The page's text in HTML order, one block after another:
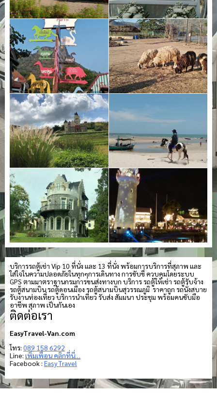
บริการรถตู้เช่า Vip 10 ที่นั่ง และ 13 ที่นั่ง พร้อมการบริการที่สุภาพ และ
ใส่ใจในความปลอดภัยในทุกๆการเดินทาง การขับขี่ ควบคุมโดยระบบ
GPS ตามมาตราฐานกรมการขนส่งทางบก บริการ รถตู้ให้เช่า รถตู้รับจ้าง
รถตู้สนามบิน รถตู้ดอนเมือง รถตู้สนามบินสุวรรณภูมิ ราคาถูก รถนั่งสบาย
รับงานท่องเที่ยว บริการนำเที่ยว รับส่ง สัมมนา ประชุม พร้อมคนขับมือ
อาชีพ สุภาพ เป็นกันเอง
ติดต่อเรา
EasyTravel-Van.com
โทร: 089 158 6292
Line: เพิ่มเพื่อน คลิกที่นี่…
Facebook : Easy Travel